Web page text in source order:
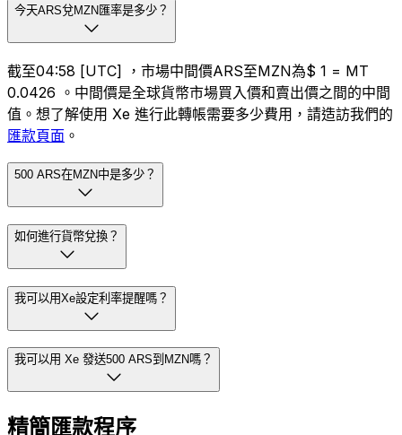
今天ARS兌MZN匯率是多少？
截至04:58 [UTC] ，市場中間價ARS至MZN為$ 1 = MT
0.0426 。中間價是全球貨幣市場買入價和賣出價之間的中間
值。想了解使用 Xe 進行此轉帳需要多少費用，請造訪我們的
匯款頁面 。
500 ARS在MZN中是多少？
如何進行貨幣兌換？
我可以用Xe設定利率提醒嗎？
我可以用 Xe 發送500 ARS到MZN嗎？
精簡匯款程序